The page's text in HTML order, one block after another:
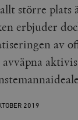
större plats
erbjuder
av
2019